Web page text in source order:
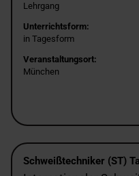
Lehrgang
Unterrichtsform:
in Tagesform
Veranstaltungsort:
München
Schweißtechniker (ST)